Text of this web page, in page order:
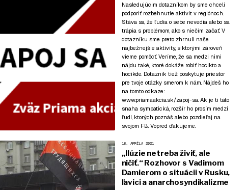
Nasledujúcim dotazníkom by sme chceli
podporiť rozbehnutie aktivít v regiónoch.
Stáva sa, že ľudia o sebe nevedia alebo sa
trápia s problémom, ako s niečím začať. V
dotazníku sme preto zhrnuli naše
najbežnejšie aktivity, s ktorými zároveň
vieme pomôcť. Veríme, že sa medzi nimi
nájdu také, ktoré dokáže robiť hocikto a
hocikde. Dotazník tiež poskytuje priestor
pre tvoje otázky smerom k nám. Nájdeš ho
na tomto odkaze:
www.priamaakcia.sk/zapoj-sa . Ak je ti táto
snaha sympatická, rozšír ho prosím medzi
ľudí, ktorých poznáš alebo pozdieľaj na
svojom FB. Vopred ďakujeme.
18. APRÍLA 2021
„Ilúzie netreba živiť, ale
ničiť.“ Rozhovor s Vadimom
Damierom o situácii v Rusku,
ľavici a anarchosyndikalizme